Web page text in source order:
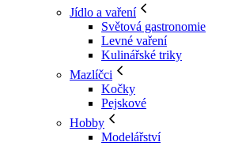
Jídlo a vaření
Světová gastronomie
Levné vaření
Kulinářské triky
Mazlíčci
Kočky
Pejskové
Hobby
Modelářství